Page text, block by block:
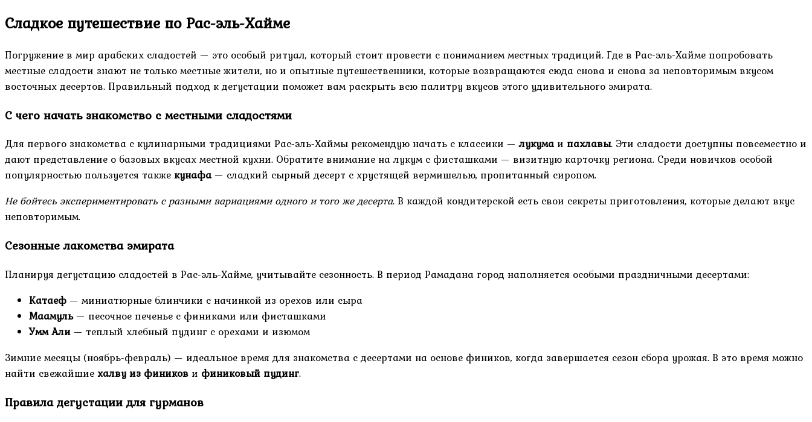
Сладкое путешествие по Рас-эль-Хайме
Погружение в мир арабских сладостей — это особый ритуал, который стоит провести с пониманием местных традиций. Где в Рас-эль-Хайме попробовать
местные сладости знают не только местные жители, но и опытные путешественники, которые возвращаются сюда снова и снова за неповторимым вкусом
восточных десертов. Правильный подход к дегустации поможет вам раскрыть всю палитру вкусов этого удивительного эмирата.
С чего начать знакомство с местными сладостями
Для первого знакомства с кулинарными традициями Рас-эль-Хаймы рекомендую начать с классики —лукумаи пахлавы. Эти сладости доступны повсеместно и
дают представление о базовых вкусах местной кухни. Обратите внимание на лукум с фисташками — визитную карточку региона. Среди новичков особой
популярностью пользуется такжекунафа— сладкий сырный десерт с хрустящей вермишелью, пропитанный сиропом.
Не бойтесь экспериментировать с разными вариациями одного и того же десерта. В каждой кондитерской есть свои секреты приготовления, которые делают вкус
неповторимым.
Сезонные лакомства эмирата
Планируя дегустацию сладостей в Рас-эль-Хайме, учитывайте сезонность. В период Рамадана город наполняется особыми праздничными десертами:
Катаеф — миниатюрные блинчики с начинкой из орехов или сыра
Маамуль— песочное печенье с финиками или фисташками
Умм Али — теплый хлебный пудинг с орехами и изюмом
Зимние месяцы (ноябрь-февраль) — идеальное время для знакомства с десертами на основе фиников, когда завершается сезон сбора урожая. В это время можно
найти свежайшиехалву из фиников и финиковый пудинг.
Правила дегустации для гурманов